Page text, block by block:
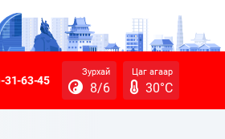
31-63-45
Зурхай
8/6
Цаг агаар
30°C